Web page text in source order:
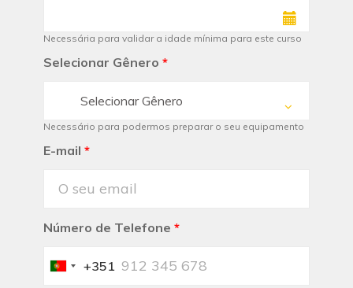
Necessária para validar a idade mínima para este curso
Selecionar Gênero *
Selecionar Gênero
Necessário para podermos preparar o seu equipamento
E-mail *
Número de Telefone *
Portugal
+351